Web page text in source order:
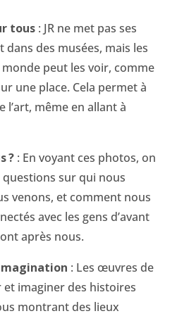
tous: JR ne met pas ses
des musées, mais les
peut les voir, comme
une place. Cela permet à
même en allant à
?: En voyant ces photos, on
sur qui nous
venons, et comment nous
avec les gens d’avant
après nous.
: Les œuvres de
et imaginer des histoires
montrant des lieux